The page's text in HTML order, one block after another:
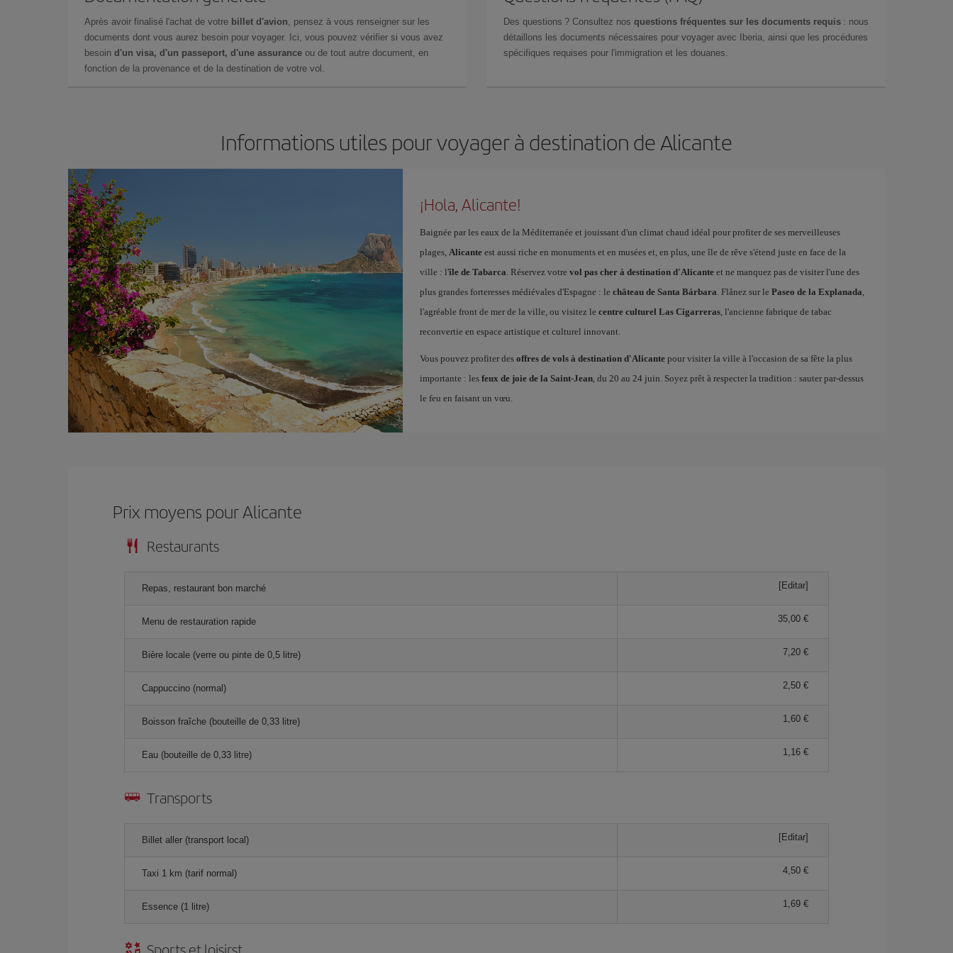
Après avoir finalisé l'achat de votre billet d'avion , pensez à vous renseigner sur les
documents dont vous aurez besoin pour voyager. Ici, vous pouvez vérifier si vous avez
besoin d'un visa, d'un passeport, d'une assurance ou de tout autre document, en
fonction de la provenance et de la destination de votre vol.
Des questions ? Consultez nos questions fréquentes sur les documents requis : nous
détaillons les documents nécessaires pour voyager avec Iberia, ainsi que les procédures
spécifiques requises pour l'immigration et les douanes.
Informations utiles pour voyager à destination de Alicante
¡Hola, Alicante!
Baignée par les eaux de la Méditerranée et jouissant d'un climat chaud idéal pour profiter de ses merveilleuses
plages, Alicanteest aussi riche en monuments et en musées et, en plus, une île de rêve s'étend juste en face de la
ville : l'île de Tabarca . Réservez votre vol pas cher à destination d'Alicanteet ne manquez pas de visiter l'une des
plus grandes forteresses médiévales d'Espagne : le château de Santa Bárbara . Flânez sur le Paseo de la Explanada
l'agréable front de mer de la ville, ou visitez le centre culturel Las Cigarreras, l'ancienne fabrique de tabac
reconvertie en espace artistique et culturel innovant.
Vous pouvez profiter des offres de vols à destination d'Alicantepour visiter la ville à l'occasion de sa fête la plus
importante : les feux de joie de la Saint-Jean, du 20 au 24 juin. Soyez prêt à respecter la tradition : sauter par-dessus
le feu en faisant un vœu.
Prix ​​moyens pour Alicante
Restaurants
Repas, restaurant bon marché [Editar]
Menu de restauration rapide 35,00 €
Bière locale (verre ou pinte de 0,5 litre) 7,20 €
Cappuccino (normal) 2,50 €
Boisson fraîche (bouteille de 0,33 litre) 1,60 €
Eau (bouteille de 0,33 litre) 1,16 €
Transports
Billet aller (transport local) [Editar]
Taxi 1 km (tarif normal) 4,50 €
Essence (1 litre) 1,69 €